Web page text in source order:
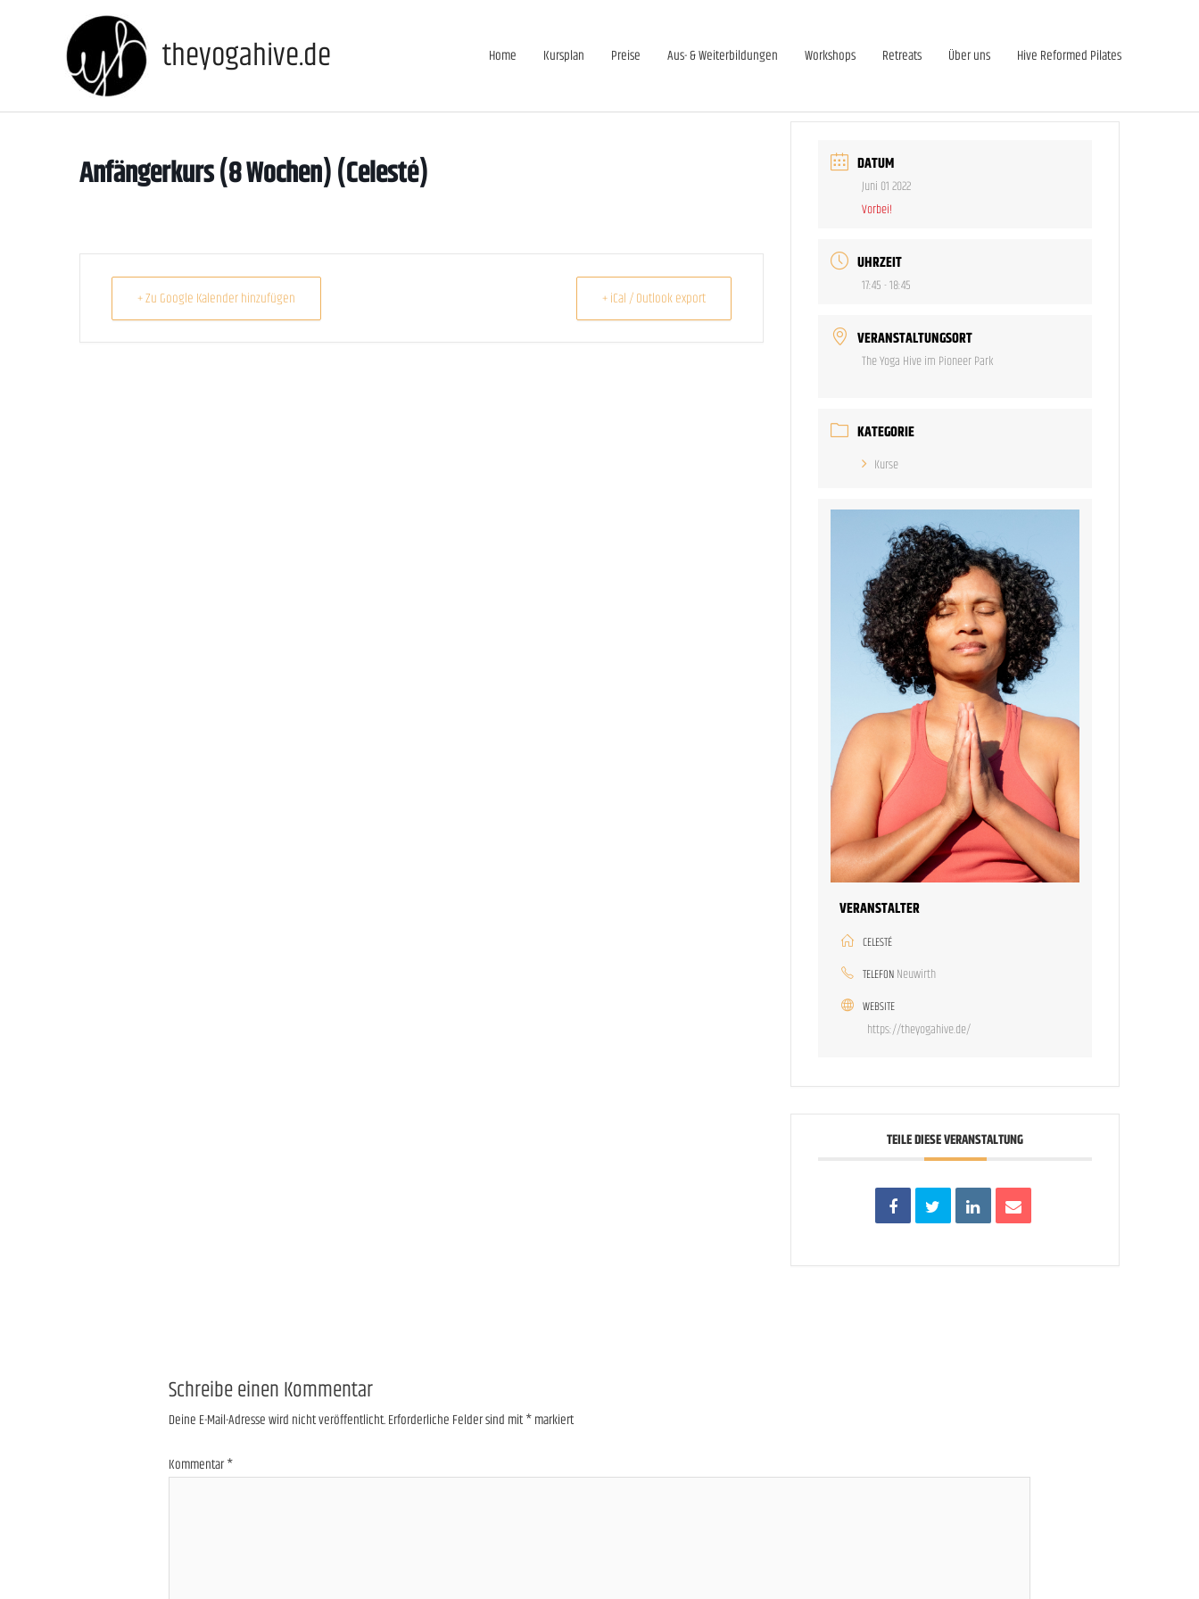
theyogahive.de Home Kursplan Preise Aus- & Weiterbildungen Workshops Retreats Über uns Hive Reformed Pilates
Anfängerkurs (8 Wochen) (Celesté)
+ Zu Google Kalender hinzufügen + iCal / Outlook export
DATUM
Juni 01 2022
Vorbei!
UHRZEIT
17:45 - 18:45
VERANSTALTUNGSORT
The Yoga Hive im Pioneer Park
KATEGORIE
Kurse
VERANSTALTER
CELESTÉ
TELEFON Neuwirth
WEBSITE
https://theyogahive.de/
TEILE DIESE VERANSTALTUNG
Schreibe einen Kommentar
Deine E-Mail-Adresse wird nicht veröffentlicht.Erforderliche Felder sind mit*markiert
Kommentar*